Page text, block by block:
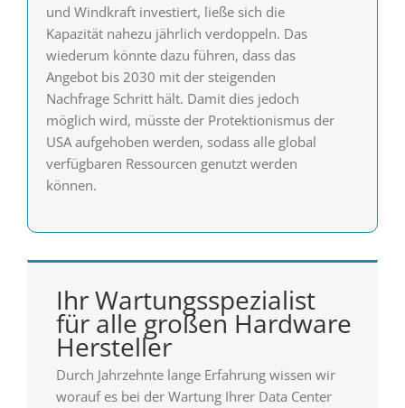
und Windkraft investiert, ließe sich die
Kapazität nahezu jährlich verdoppeln. Das
wiederum könnte dazu führen, dass das
Angebot bis 2030 mit der steigenden
Nachfrage Schritt hält. Damit dies jedoch
möglich wird, müsste der Protektionismus der
USA aufgehoben werden, sodass alle global
verfügbaren Ressourcen genutzt werden
können.
Ihr Wartungsspezialist
für alle großen Hardware
Hersteller
Durch Jahrzehnte lange Erfahrung wissen wir
worauf es bei der Wartung Ihrer Data Center